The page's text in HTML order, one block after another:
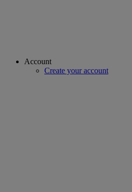
Account
Create your account